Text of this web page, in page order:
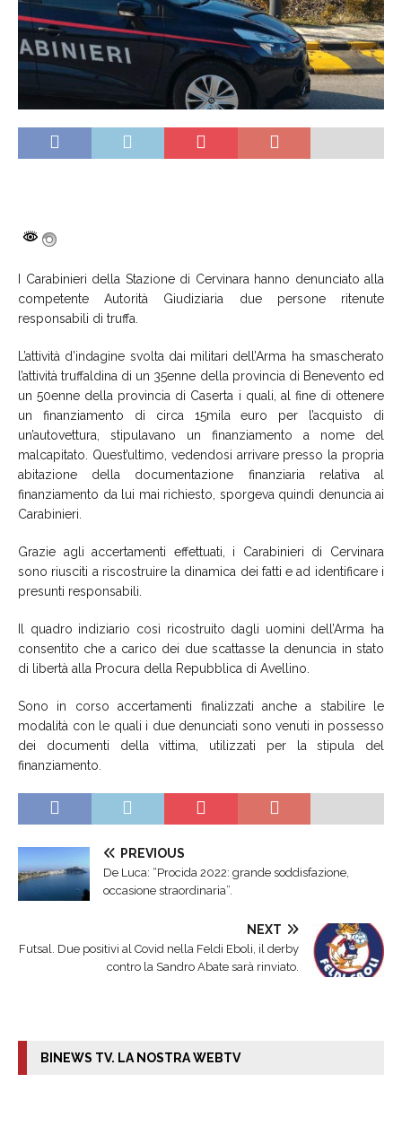
I Carabinieri della Stazione di Cervinara hanno denunciato alla
competente Autorità Giudiziaria due persone ritenute
responsabili di truffa.
L’attività d’indagine svolta dai militari dell’Arma ha smascherato
l’attività truffaldina di un 35enne della provincia di Benevento ed
un 50enne della provincia di Caserta i quali, al fine di ottenere
un finanziamento di circa 15mila euro per l’acquisto di
un’autovettura, stipulavano un finanziamento a nome del
malcapitato. Quest’ultimo, vedendosi arrivare presso la propria
abitazione della documentazione finanziaria relativa al
finanziamento da lui mai richiesto, sporgeva quindi denuncia ai
Carabinieri.
Grazie agli accertamenti effettuati, i Carabinieri di Cervinara
sono riusciti a riscostruire la dinamica dei fatti e ad identificare i
presunti responsabili.
Il quadro indiziario così ricostruito dagli uomini dell’Arma ha
consentito che a carico dei due scattasse la denuncia in stato
di libertà alla Procura della Repubblica di Avellino.
Sono in corso accertamenti finalizzati anche a stabilire le
modalità con le quali i due denunciati sono venuti in possesso
dei documenti della vittima, utilizzati per la stipula del
finanziamento.
PREVIOUS
De Luca: “Procida 2022: grande soddisfazione,
occasione straordinaria”.
NEXT
Futsal. Due positivi al Covid nella Feldi Eboli, il derby
contro la Sandro Abate sarà rinviato.
BINEWS TV. LA NOSTRA WEBTV